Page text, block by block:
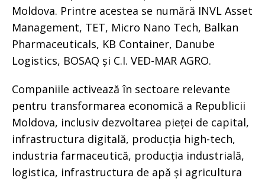
Moldova. Printre acestea se numără INVL Asset
Management, TET, Micro Nano Tech, Balkan
Pharmaceuticals, KB Container, Danube
Logistics, BOSAQ și C.I. VED-MAR AGRO.
Companiile activează în sectoare relevante
pentru transformarea economică a Republicii
Moldova, inclusiv dezvoltarea pieței de capital,
infrastructura digitală, producția high-tech,
industria farmaceutică, producția industrială,
logistica, infrastructura de apă și agricultura